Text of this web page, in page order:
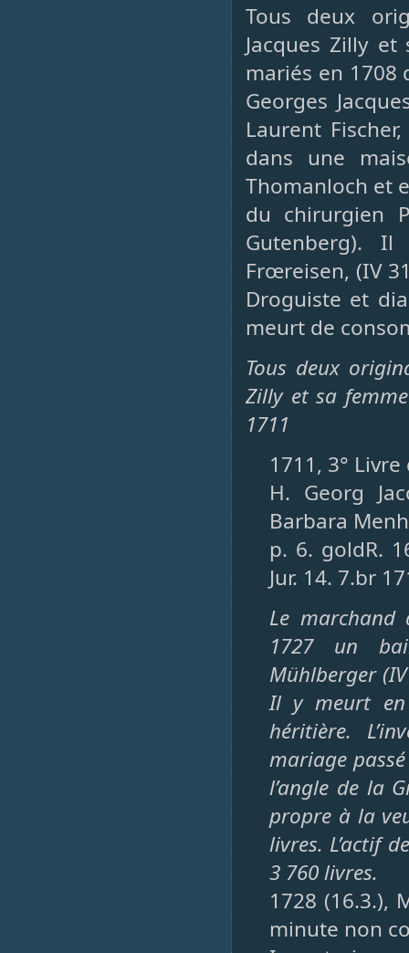
Tous deux
Jacques Zilly
mariés en 1708
Georges
Laurent
dans une
Thomanloch et
du chirurgien
Gutenberg).
Frœreisen, (IV
Droguiste et
meurt de
Tous deux
Zilly et sa
1711
1711, 3°
H. Georg
Barbara
p. 6. goldR.
Jur. 14. 7.br
Le marchand
1727 un
Mühlberger
Il y meurt en
héritière.
mariage
l’angle de la
propre à la
livres. L’actif
3 760 livres.
1728 (16.3.),
minute non